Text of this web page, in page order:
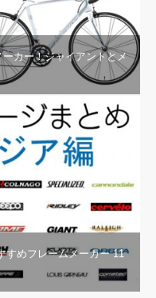
カー！ジャイアントとメ
すめフレームメーカー 11